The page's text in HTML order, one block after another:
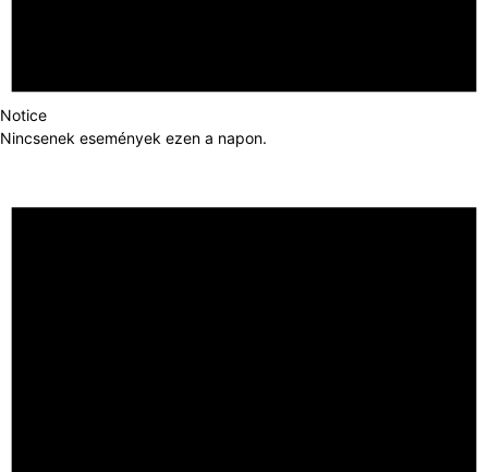
Notice
Nincsenek események ezen a napon.